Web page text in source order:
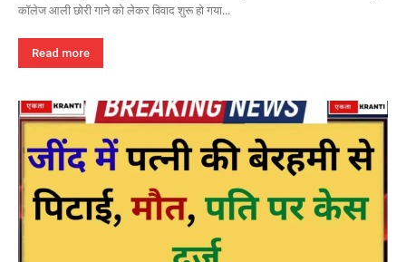
कॉलेज आली छोरी गाने को लेकर विवाद शुरू हो गया...
Read more